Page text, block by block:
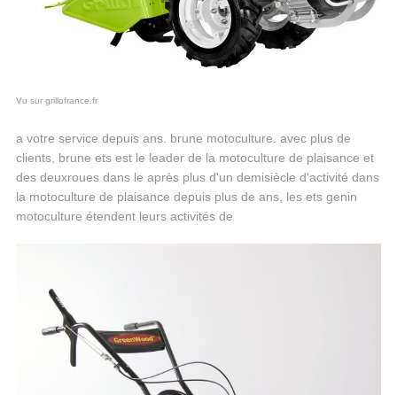
Vu sur grillofrance.fr
a votre service depuis ans. brune motoculture. avec plus de
clients, brune ets est le leader de la motoculture de plaisance et
des deuxroues dans le après plus d'un demisiècle d'activité dans
la motoculture de plaisance depuis plus de ans, les ets genin
motoculture étendent leurs activités de